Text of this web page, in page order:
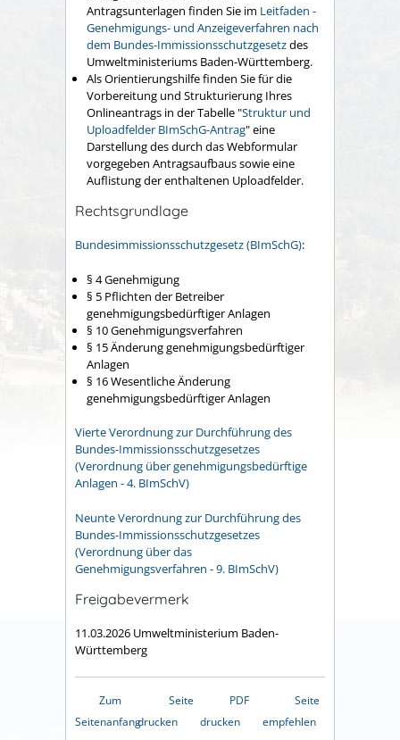
Antragsunterlagen finden Sie im Leitfaden -
Genehmigungs- und Anzeigeverfahren nach
dem Bundes-Immissionsschutzgesetzdes
Umweltministeriums Baden-Württemberg.
Als Orientierungshilfe finden Sie für die
Vorbereitung und Strukturierung Ihres
Onlineantrags in der Tabelle "Struktur und
Uploadfelder BImSchG-Antrag" eine
Darstellung des durch das Webformular
vorgegeben Antragsaufbaus sowie eine
Auflistung der enthaltenen Uploadfelder.
Rechtsgrundlage
Bundesimmissionsschutzgesetz (BImSchG):
§ 4 Genehmigung
§ 5 Pflichten der Betreiber
genehmigungsbedürftiger Anlagen
§ 10 Genehmigungsverfahren
§ 15 Änderung genehmigungsbedürftiger
Anlagen
§ 16 Wesentliche Änderung
genehmigungsbedürftiger Anlagen
Vierte Verordnung zur Durchführung des
Bundes-Immissionsschutzgesetzes
(Verordnung über genehmigungsbedürftige
Anlagen - 4. BImSchV)
Neunte Verordnung zur Durchführung des
Bundes-Immissionsschutzgesetzes
(Verordnung über das
Genehmigungsverfahren -9. BImSchV)
Freigabevermerk
11.03.2026 Umweltministerium Baden-
Württemberg
Zum
Seitenanfang
Seite
drucken
PDF
drucken
Seite
empfehlen